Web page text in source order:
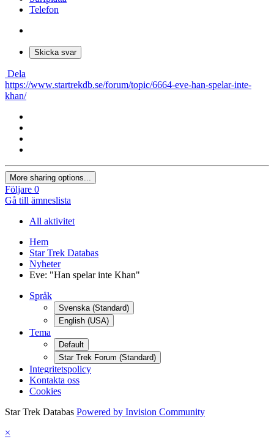
Telefon
Skicka svar
Dela
https://www.startrekdb.se/forum/topic/6664-eve-han-spelar-inte-
khan/
More sharing options...
Följare 0
Gå till ämneslista
All aktivitet
Hem
Star Trek Databas
Nyheter
Eve: "Han spelar inte Khan"
Språk
Svenska (Standard)
English (USA)
Tema
Default
Star Trek Forum (Standard)
Integritetspolicy
Kontakta oss
Cookies
Star Trek Databas Powered by Invision Community
×